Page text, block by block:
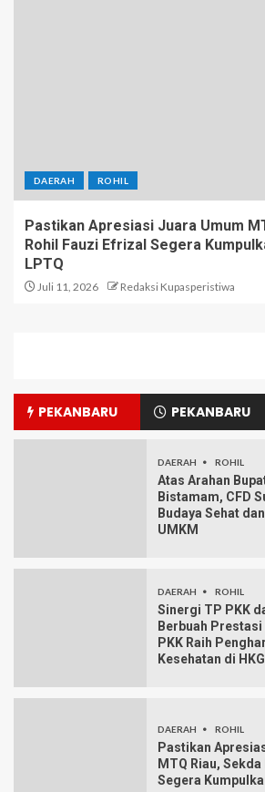
DAERAH ROHIL
Pastikan Apresiasi Juara Umum
Rohil Fauzi Efrizal Segera
LPTQ
Juli 11, 2026 Redaksi Kupasperistiwa
PEKANBARU PEKANBARU
DAERAH ROHIL
Atas Arahan
Bistamam, CFD
Budaya Sehat
UMKM
DAERAH ROHIL
Sinergi TP PKK
Berbuah
PKK Raih
Kesehatan di
DAERAH ROHIL
Pastikan
MTQ Riau,
Segera